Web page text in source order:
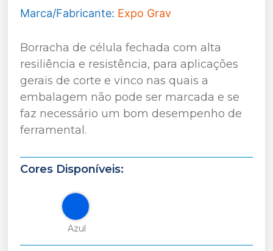
Marca/Fabricante: Expo Grav
Borracha de célula fechada com alta
resiliência e resistência, para aplicações
gerais de corte e vinco nas quais a
embalagem não pode ser marcada e se
faz necessário um bom desempenho de
ferramental.
Cores Disponíveis:
Azul